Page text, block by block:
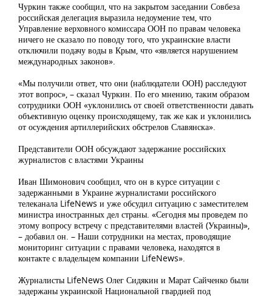
Чуркин также сообщил, что на закрытом заседании Совбеза
российская делегация выразила недоумение тем, что
Управление верховного комиссара ООН по правам человека
ничего не сказало по поводу того, что украинские власти
отключили подачу воды в Крым, что «является нарушением
международных законов».
«Мы получили ответ, что они (наблюдатели ООН) расследуют
этот вопрос», – сказал Чуркин. По его мнению, таким образом
сотрудники ООН «уклонились от своей ответственности давать
объективную оценку происходящему, так же как и уклонились
от осуждения артиллерийских обстрелов Славянска».
Представители ООН обсуждают задержание российских
журналистов с властями Украины
Иван Шимонович сообщил, что он в курсе ситуации с
задержанными в Украине журналистами российского
телеканала LifeNews и уже обсудил ситуацию с заместителем
министра иностранных дел страны. «Сегодня мы проведем по
этому вопросу встречу с представителями властей (Украины)»,
– добавил он. – Наши сотрудники на местах, проводящие
мониторинг ситуации с правами человека, находятся в
контакте с владельцем компании LifeNews».
Журналисты LifeNews Олег Сидякин и Марат Сайченко были
задержаны украинской Национальной гвардией под